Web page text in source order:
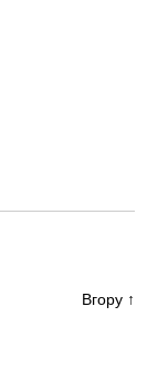
Вгору ↑